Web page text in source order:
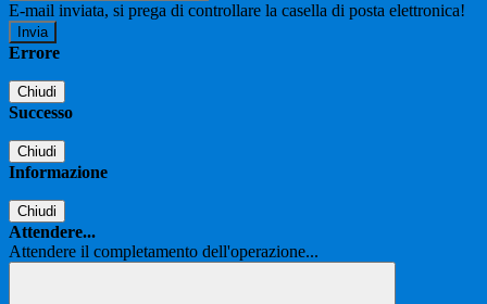
E-mail inviata, si prega di controllare la casella di posta elettronica!
Errore
Chiudi
Successo
Chiudi
Informazione
Chiudi
Attendere...
Attendere il completamento dell'operazione...